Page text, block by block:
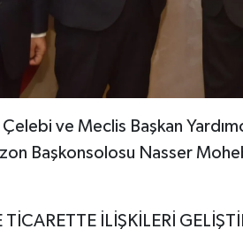
ve Meclis Başkan
Başkonsolosu Nasser
İLİŞKİLERİ